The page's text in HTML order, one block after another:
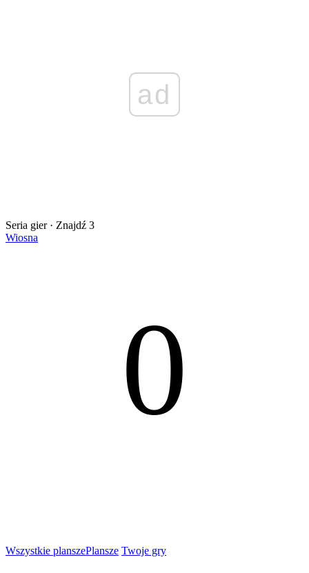
ad
Seria gier · Znajdź 3
Wiosna
0
Wszystkie planszePlansze Twoje gry